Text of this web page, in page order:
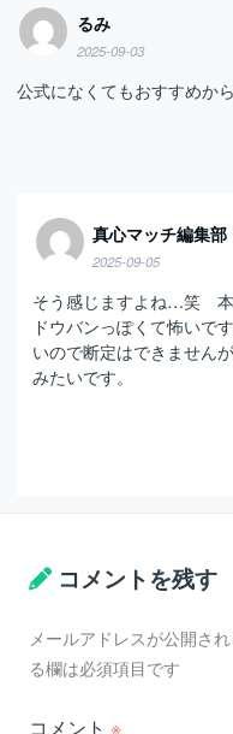
るみ
2025-09-03
公式になくてもおすすめか
真心マッチ編集部
2025-09-05
そう感じますよね…笑 本
ドウバンっぽくて怖いで
いので断定はできません
みたいです。
コメントを残す
メールアドレスが公開さ
る欄は必須項目です
コメント ※